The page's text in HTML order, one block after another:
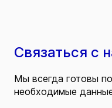
Связаться с
Мы всегда готовы
необходимые